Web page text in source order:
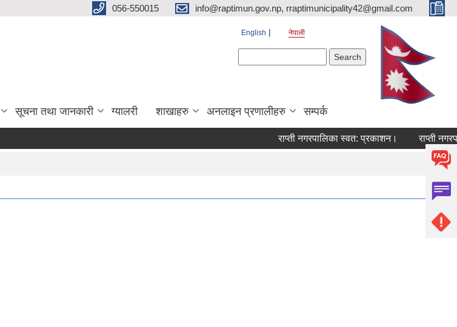
056-550015 info@raptimun.gov.np, rraptimunicipality42@gmail.com
English नेपाली
सूचना तथा जानकारी ग्यालरी शाखाहरु अनलाइन प्रणालीहरु सम्पर्क
राप्ती नगरपालिका स्वत: प्रकाशन। राप्ती